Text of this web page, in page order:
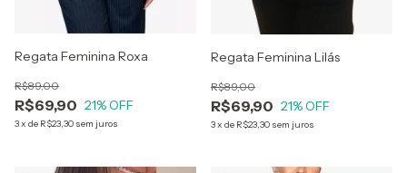
Regata Feminina Roxa
R$69,90
R$89,00
21% OFF
3x de R$23,30 sem juros
Regata Feminina Lilás
R$69,90
R$89,00
21% OFF
3x de R$23,30 sem juros